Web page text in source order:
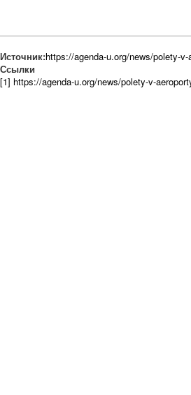
Источник:https://agenda-u.org/news/polety-
Ссылки
[1] https://agenda-u.org/news/polety-v-